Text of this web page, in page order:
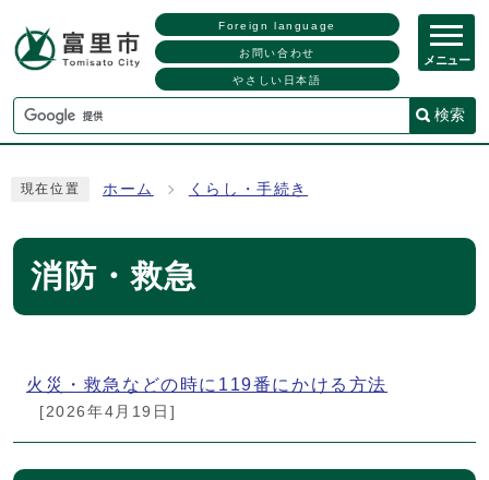
Foreign language
お問い合わせ
やさしい日本語
検索
メニュー
現在位置 ホーム くらし・手続き
消防・救急
メインメニュー
火災・救急などの時に119番にかける方法
[2026年4月19日]